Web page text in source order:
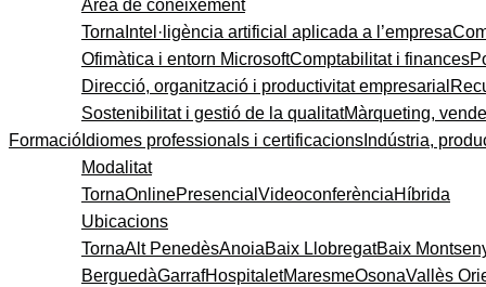
Formació
Àrea de coneixement
Torna Intel·ligència artificial aplicada a l’empresa
Ofimàtica i entorn MicrosoftComptabilitat i finances
Direcció, organització i productivitat empresarial
Sostenibilitat i gestió de la qualitatMàrqueting,
Idiomes professionals i certificacions Indústria,
Modalitat
TornaOnlinePresencial VideoconferènciaHíbrida
Ubicacions
TornaAlt PenedèsAnoiaBaix LlobregatBaix
BerguedàGarrafHospitaletMaresmeOsonaVallès